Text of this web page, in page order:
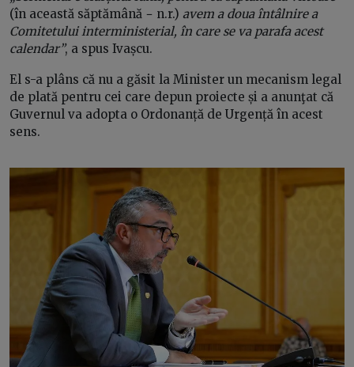
(în această săptămână − n.r.) avem a doua întâlnire a
Comitetului interministerial, în care se va parafa acest
calendar”, a spus Ivașcu.
El s-a plâns că nu a găsit la Minister un mecanism legal
de plată pentru cei care depun proiecte și a anunţat că
Guvernul va adopta o Ordonanță de Urgență în acest
sens.